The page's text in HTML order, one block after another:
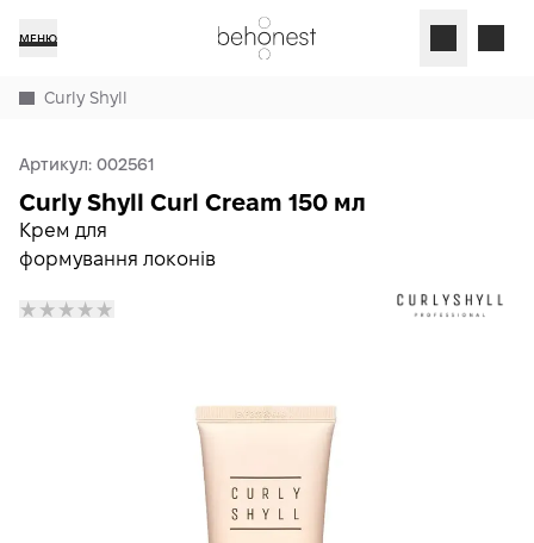
МЕНЮ
Curly Shyll
Артикул: 002561
Крем для
формування локонів
Curly Shyll Curl Cream 150 мл